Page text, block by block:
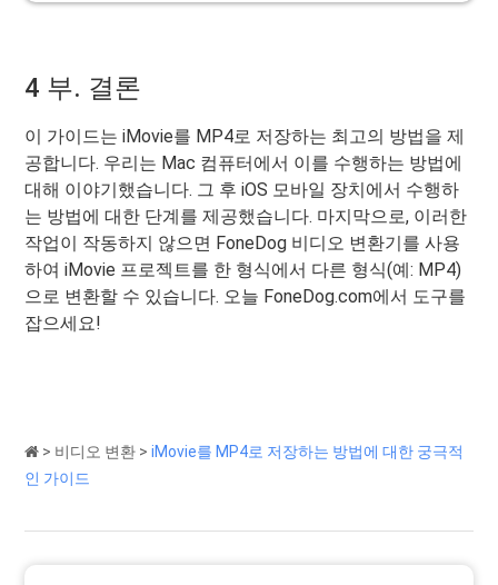
4 부. 결론
이 가이드는 iMovie를 MP4로 저장하는 최고의 방법을 제
공합니다. 우리는 Mac 컴퓨터에서 이를 수행하는 방법에
대해 이야기했습니다. 그 후 iOS 모바일 장치에서 수행하
는 방법에 대한 단계를 제공했습니다. 마지막으로, 이러한
작업이 작동하지 않으면 FoneDog 비디오 변환기를 사용
하여 iMovie 프로젝트를 한 형식에서 다른 형식(예: MP4)
으로 변환할 수 있습니다. 오늘 FoneDog.com에서 도구를
잡으세요!
> 비디오 변환 >iMovie를 MP4로 저장하는 방법에 대한 궁극적
인 가이드